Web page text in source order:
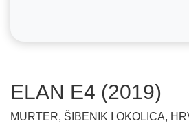
ELAN E4 (2019)
MURTER, ŠIBENIK I OKOLICA,